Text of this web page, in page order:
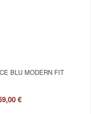
BLU MODERN FIT
€